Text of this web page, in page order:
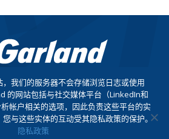
联系方式
公司隐私政策（英语）
我们的服务器不会存储浏览日志或使用
的网站包括与社交媒体平台（LinkedIn和
帐户相关的选项，因此负责这些平台的实
您与这些实体的互动受其隐私政策的保护。
隐私政策